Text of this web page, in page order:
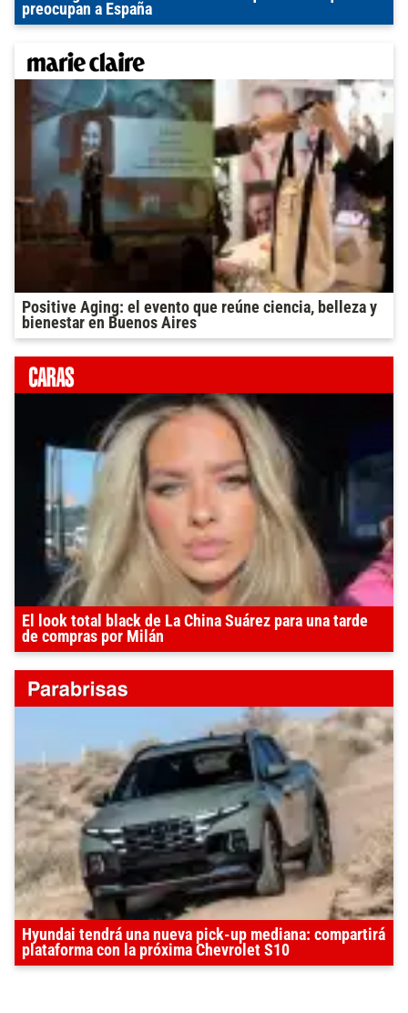
preocupan a España
Positive Aging: el evento que reúne ciencia, belleza y
bienestar en Buenos Aires
El look total black de La China Suárez para una tarde
de compras por Milán
Hyundai tendrá una nueva pick-up mediana: compartirá
plataforma con la próxima Chevrolet S10